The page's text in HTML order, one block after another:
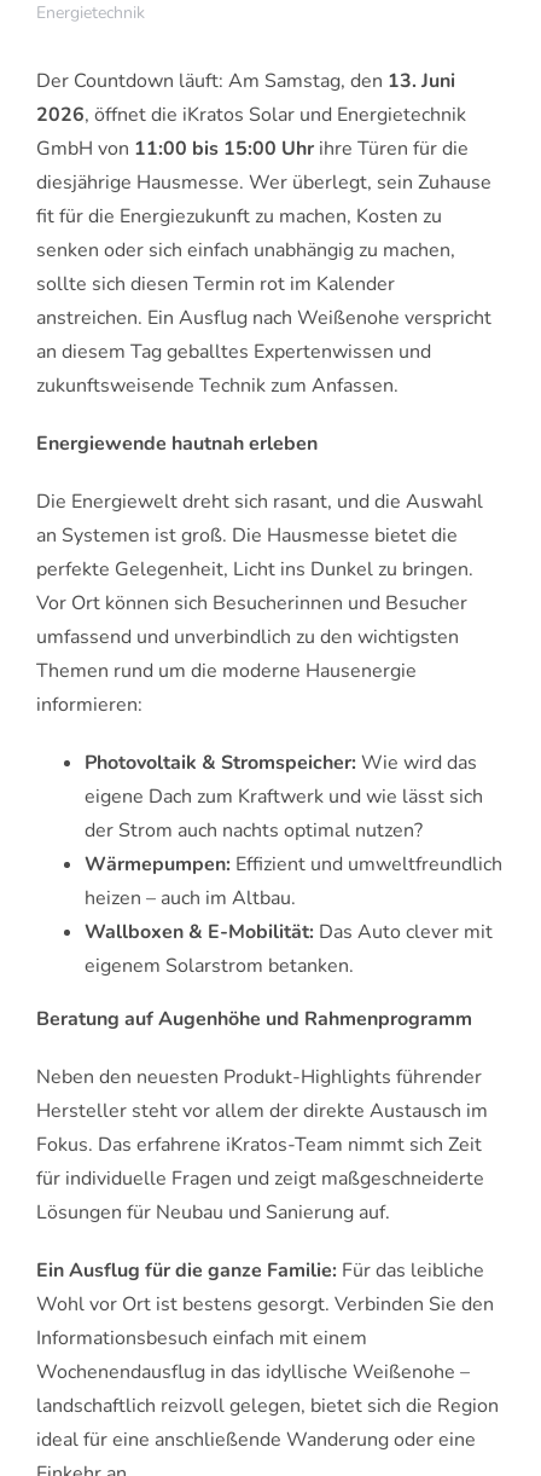
Energietechnik
Der Countdown läuft: Am Samstag, den 13. Juni
2026, öffnet die iKratos Solar und Energietechnik
GmbH von 11:00 bis 15:00 Uhr ihre Türen für die
diesjährige Hausmesse. Wer überlegt, sein Zuhause
fit für die Energiezukunft zu machen, Kosten zu
senken oder sich einfach unabhängig zu machen,
sollte sich diesen Termin rot im Kalender
anstreichen. Ein Ausflug nach Weißenohe verspricht
an diesem Tag geballtes Expertenwissen und
zukunftsweisende Technik zum Anfassen.
Energiewende hautnah erleben
Die Energiewelt dreht sich rasant, und die Auswahl
an Systemen ist groß. Die Hausmesse bietet die
perfekte Gelegenheit, Licht ins Dunkel zu bringen.
Vor Ort können sich Besucherinnen und Besucher
umfassend und unverbindlich zu den wichtigsten
Themen rund um die moderne Hausenergie
informieren:
Photovoltaik & Stromspeicher: Wie wird das
eigene Dach zum Kraftwerk und wie lässt sich
der Strom auch nachts optimal nutzen?
Wärmepumpen: Effizient und umweltfreundlich
heizen – auch im Altbau.
Wallboxen & E-Mobilität: Das Auto clever mit
eigenem Solarstrom betanken.
Beratung auf Augenhöhe und Rahmenprogramm
Neben den neuesten Produkt-Highlights führender
Hersteller steht vor allem der direkte Austausch im
Fokus. Das erfahrene iKratos-Team nimmt sich Zeit
für individuelle Fragen und zeigt maßgeschneiderte
Lösungen für Neubau und Sanierung auf.
Ein Ausflug für die ganze Familie: Für das leibliche
Wohl vor Ort ist bestens gesorgt. Verbinden Sie den
Informationsbesuch einfach mit einem
Wochenendausflug in das idyllische Weißenohe –
landschaftlich reizvoll gelegen, bietet sich die Region
ideal für eine anschließende Wanderung oder eine